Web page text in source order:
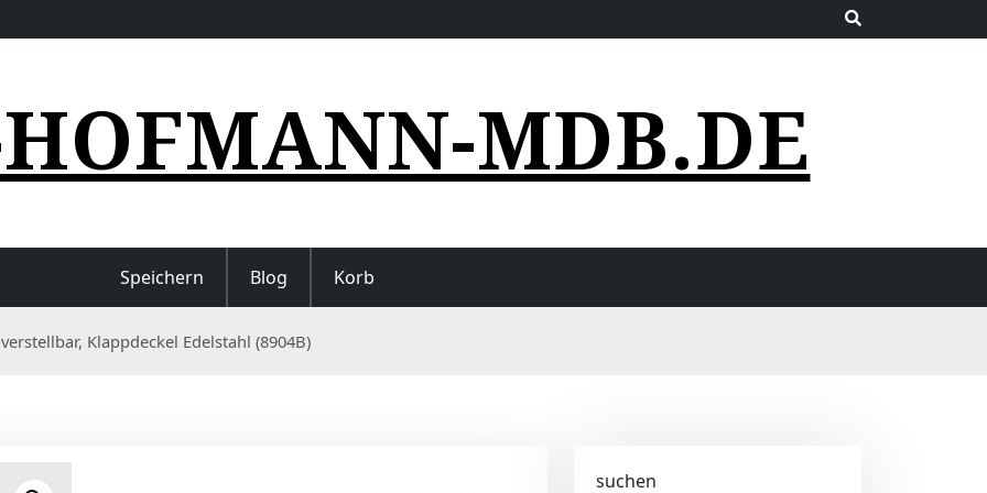
MDB.DE
Speichern Blog Korb
Klappdeckel Edelstahl (8904B)
suchen